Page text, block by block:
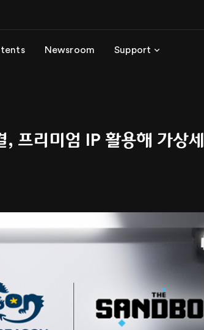
Newsroom Support
프리미엄 IP 활용해 가상